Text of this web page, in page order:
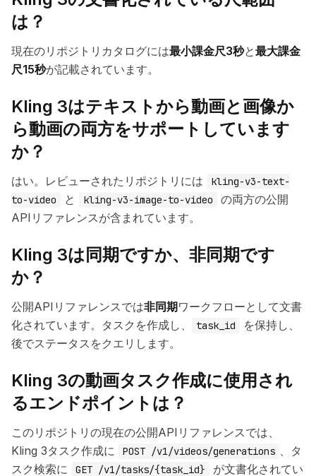
は？
現在のリポジトリカタログには最小課金尺3秒と最大課金
尺15秒が記載されています。
Kling 3はテキストから動画と画像か
ら動画の両方をサポートしています
か？
はい。レビューされたリポジトリには
kling-v3-text-
to-video
と kling-v3-image-to-video
の両方の公開
APIリファレンスが含まれています。
Kling 3は同期ですか、非同期です
か？
公開APIリファレンスでは非同期ワークフローとして文書
化されています。タスクを作成し、
task_id
を保持し、
後でステータスをクエリします。
Kling 3の動画タスク作成に使用され
るエンドポイントは？
このリポジトリの現在の公開APIリファレンスでは、
Kling 3タスク作成に
POST /v1/videos/generations 、タ
スク検索に
GET /v1/tasks/{task_id} が文書化されてい